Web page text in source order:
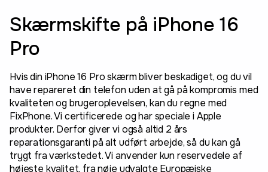
Skærmskifte på iPhone 16
Pro
Hvis din iPhone 16 Pro skærm bliver beskadiget, og du vil
have repareret din telefon uden at gå på kompromis med
kvaliteten og brugeroplevelsen, kan du regne med
FixPhone. Vi certificerede og har speciale i Apple
produkter. Derfor giver vi også altid 2 års
reparationsgaranti på alt udført arbejde, så du kan gå
trygt fra værkstedet. Vi anvender kun reservedele af
højeste kvalitet, fra nøje udvalgte Europæiske